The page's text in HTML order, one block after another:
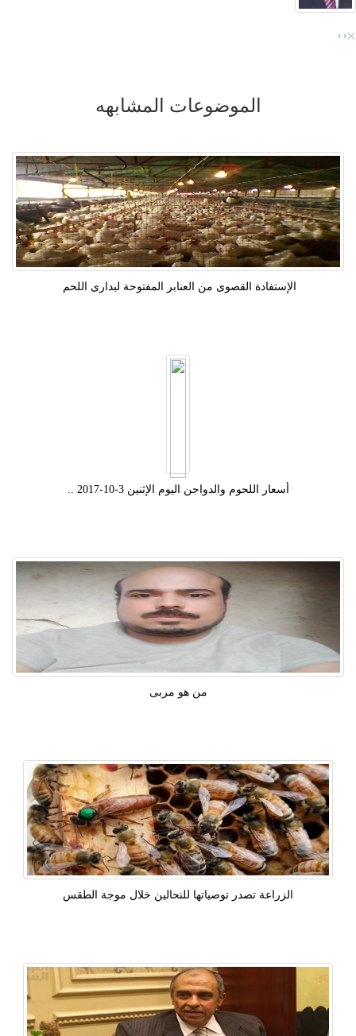
‹
› ×
الموضوعات المشابهه
الإستفادة القصوى من العنابر المفتوحة لبدارى اللحم
أسعار اللحوم والدواجن اليوم الإثنين 3-10-2017 ..
من هو مربى
الزراعة تصدر توصياتها للنحالين خلال موجة الطقس